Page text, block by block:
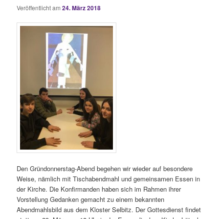
Veröffentlicht am24. März 2018
Den Gründonnerstag-Abend begehen wir wieder auf besondere
Weise, nämlich mit Tischabendmahl und gemeinsamen Essen in
der Kirche. Die Konfirmanden haben sich im Rahmen ihrer
Vorstellung Gedanken gemacht zu einem bekannten
Abendmahlsbild aus dem Kloster Selbitz. Der Gottesdienst findet